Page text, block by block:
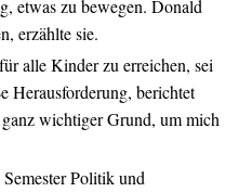
etwas zu bewegen. Donald
erzählte sie.
alle Kinder zu erreichen, sei
Herausforderung, berichtet
wichtiger Grund, um mich
Politik und